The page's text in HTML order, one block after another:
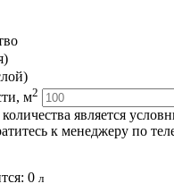
м2
является
к менеджеру по
0 л